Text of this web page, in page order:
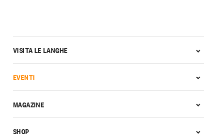
VISITA LE LANGHE
EVENTI
MAGAZINE
SHOP